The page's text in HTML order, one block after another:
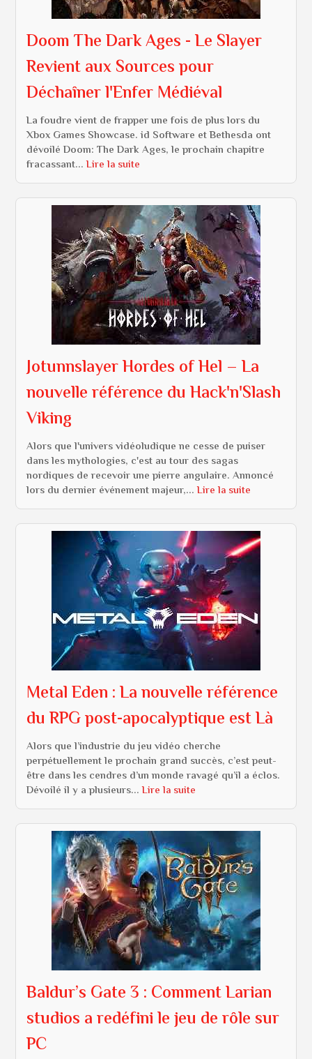
Doom The Dark Ages - Le Slayer
Revient aux Sources pour
Déchaîner l'Enfer Médiéval
La foudre vient de frapper une fois de plus lors du
Xbox Games Showcase. id Software et Bethesda ont
dévoilé Doom: The Dark Ages, le prochain chapitre
fracassant...Lire la suite
Jotunnslayer Hordes of Hel – La
nouvelle référence du Hack'n'Slash
Viking
Alors que l'univers vidéoludique ne cesse de puiser
dans les mythologies, c'est au tour des sagas
nordiques de recevoir une pierre angulaire. Annoncé
lors du dernier événement majeur,...Lire la suite
Metal Eden : La nouvelle référence
du RPG post-apocalyptique est Là
Alors que l’industrie du jeu vidéo cherche
perpétuellement le prochain grand succès, c’est peut-
être dans les cendres d’un monde ravagé qu’il a éclos.
Dévoilé il y a plusieurs...Lire la suite
Baldur’s Gate 3 : Comment Larian
studios a redéfini le jeu de rôle sur
PC